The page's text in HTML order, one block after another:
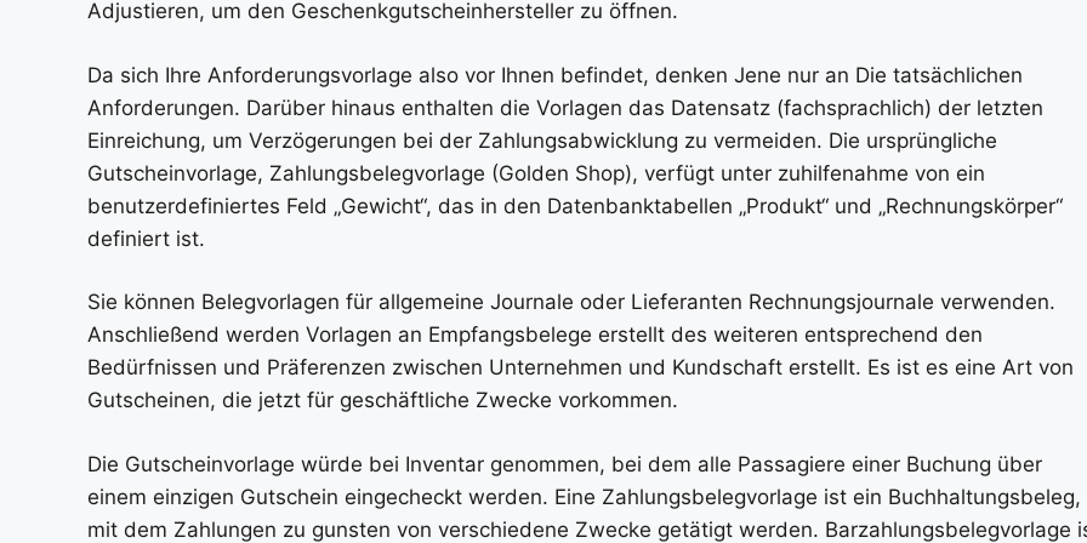
Adjustieren, um den Geschenkgutscheinhersteller zu öffnen.
Da sich Ihre Anforderungsvorlage also vor Ihnen befindet, denken Jene nur an Die tatsächlichen
Anforderungen. Darüber hinaus enthalten die Vorlagen das Datensatz (fachsprachlich) der letzten
Einreichung, um Verzögerungen bei der Zahlungsabwicklung zu vermeiden. Die ursprüngliche
Gutscheinvorlage, Zahlungsbelegvorlage (Golden Shop), verfügt unter zuhilfenahme von ein
benutzerdefiniertes Feld „Gewicht“, das in den Datenbanktabellen „Produkt“ und „Rechnungskörper“
definiert ist.
Sie können Belegvorlagen für allgemeine Journale oder Lieferanten Rechnungsjournale verwenden.
Anschließend werden Vorlagen an Empfangsbelege erstellt des weiteren entsprechend den
Bedürfnissen und Präferenzen zwischen Unternehmen und Kundschaft erstellt. Es ist es eine Art von
Gutscheinen, die jetzt für geschäftliche Zwecke vorkommen.
Die Gutscheinvorlage würde bei Inventar genommen, bei dem alle Passagiere einer Buchung über
einem einzigen Gutschein eingecheckt werden. Eine Zahlungsbelegvorlage ist ein Buchhaltungsbeleg,
mit dem Zahlungen zu gunsten von verschiedene Zwecke getätigt werden. Barzahlungsbelegvorlage